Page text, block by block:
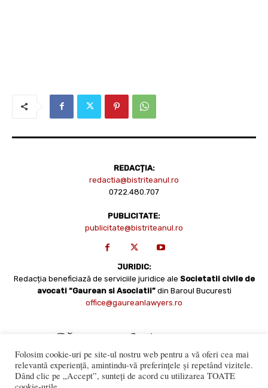
REDACȚIA:
redactia@bistriteanul.ro
0722.480.707
PUBLICITATE:
publicitate@bistriteanul.ro
JURIDIC:
Redacția beneficiază de serviciile juridice ale Societatii civile de
avocati “Gaurean si Asociatii” din Baroul Bucuresti
office@gaureanlawyers.ro
Folosim cookie-uri pe site-ul nostru web pentru a vă oferi cea mai
relevantă experiență, amintindu-vă preferințele și repetând vizitele.
Dând clic pe „Accept”, sunteți de acord cu utilizarea TOATE